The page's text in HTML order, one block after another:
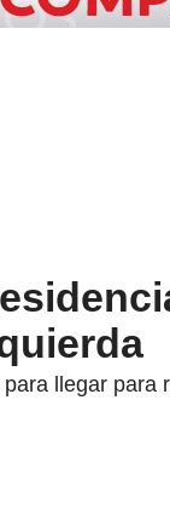
llegar para